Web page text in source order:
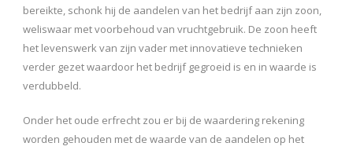
bereikte, schonk hij de aandelen van het bedrijf aan zijn zoon,
weliswaar met voorbehoud van vruchtgebruik. De zoon heeft
het levenswerk van zijn vader met innovatieve technieken
verder gezet waardoor het bedrijf gegroeid is en in waarde is
verdubbeld.
Onder het oude erfrecht zou er bij de waardering rekening
worden gehouden met de waarde van de aandelen op het